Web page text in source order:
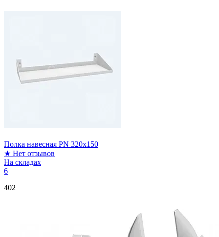
Полка навесная PN 320x150
★ Нет отзывов
На складах
6
402